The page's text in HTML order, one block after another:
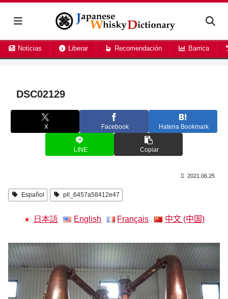
Noticias Liberar Recomendación Barrica
DSC02129
X Facebook Hatena Bookmark
LINE Copiar
2021.06.25
Español pll_6457a58412e47
日本語 English Français 中文 (中国)